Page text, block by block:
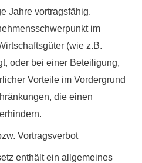
Jahre vortragsfähig.
im
(wie z.B.
oder bei einer Beteiligung,
Vorteile im Vordergrund
die einen
Vortragsverbot
enthält ein allgemeines